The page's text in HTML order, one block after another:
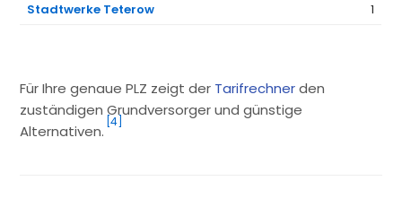
Stadtwerke Teterow
1
Für Ihre genaue PLZ zeigt der Tarifrechnerden
zuständigen Grundversorger und günstige
Alternativen.
[4]